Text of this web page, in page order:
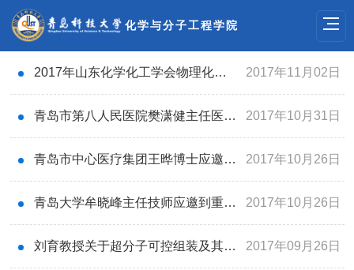
化学与分子工程学院
2017年山东化学化工学会物理化学专业委员会及胶体与界面化学专业委员会年会在青岛召开 2017年11月02日
青岛市第八人民医院樊潇健主任医师应邀到重点实验室做学术报告 2017年10月31日
青岛市中心医疗集团王晔博士应邀到重点实验室做学术报告 2017年10月26日
青岛大学牟晓峰主任技师应邀到重点实验室做学术报告 2017年10月26日
刘育教授关于超分子可控组装及其功能的报告 2017年09月26日